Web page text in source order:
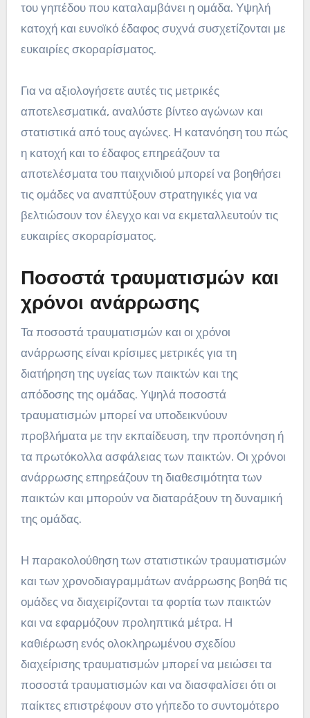
του γηπέδου που καταλαμβάνει η ομάδα. Υψηλή
κατοχή και ευνοϊκό έδαφος συχνά συσχετίζονται με
ευκαιρίες σκοραρίσματος.
Για να αξιολογήσετε αυτές τις μετρικές
αποτελεσματικά, αναλύστε βίντεο αγώνων και
στατιστικά από τους αγώνες. Η κατανόηση του πώς
η κατοχή και το έδαφος επηρεάζουν τα
αποτελέσματα του παιχνιδιού μπορεί να βοηθήσει
τις ομάδες να αναπτύξουν στρατηγικές για να
βελτιώσουν τον έλεγχο και να εκμεταλλευτούν τις
ευκαιρίες σκοραρίσματος.
Ποσοστά τραυματισμών και
χρόνοι ανάρρωσης
Τα ποσοστά τραυματισμών και οι χρόνοι
ανάρρωσης είναι κρίσιμες μετρικές για τη
διατήρηση της υγείας των παικτών και της
απόδοσης της ομάδας. Υψηλά ποσοστά
τραυματισμών μπορεί να υποδεικνύουν
προβλήματα με την εκπαίδευση, την προπόνηση ή
τα πρωτόκολλα ασφάλειας των παικτών. Οι χρόνοι
ανάρρωσης επηρεάζουν τη διαθεσιμότητα των
παικτών και μπορούν να διαταράξουν τη δυναμική
της ομάδας.
Η παρακολούθηση των στατιστικών τραυματισμών
και των χρονοδιαγραμμάτων ανάρρωσης βοηθά τις
ομάδες να διαχειρίζονται τα φορτία των παικτών
και να εφαρμόζουν προληπτικά μέτρα. Η
καθιέρωση ενός ολοκληρωμένου σχεδίου
διαχείρισης τραυματισμών μπορεί να μειώσει τα
ποσοστά τραυματισμών και να διασφαλίσει ότι οι
παίκτες επιστρέφουν στο γήπεδο το συντομότερο